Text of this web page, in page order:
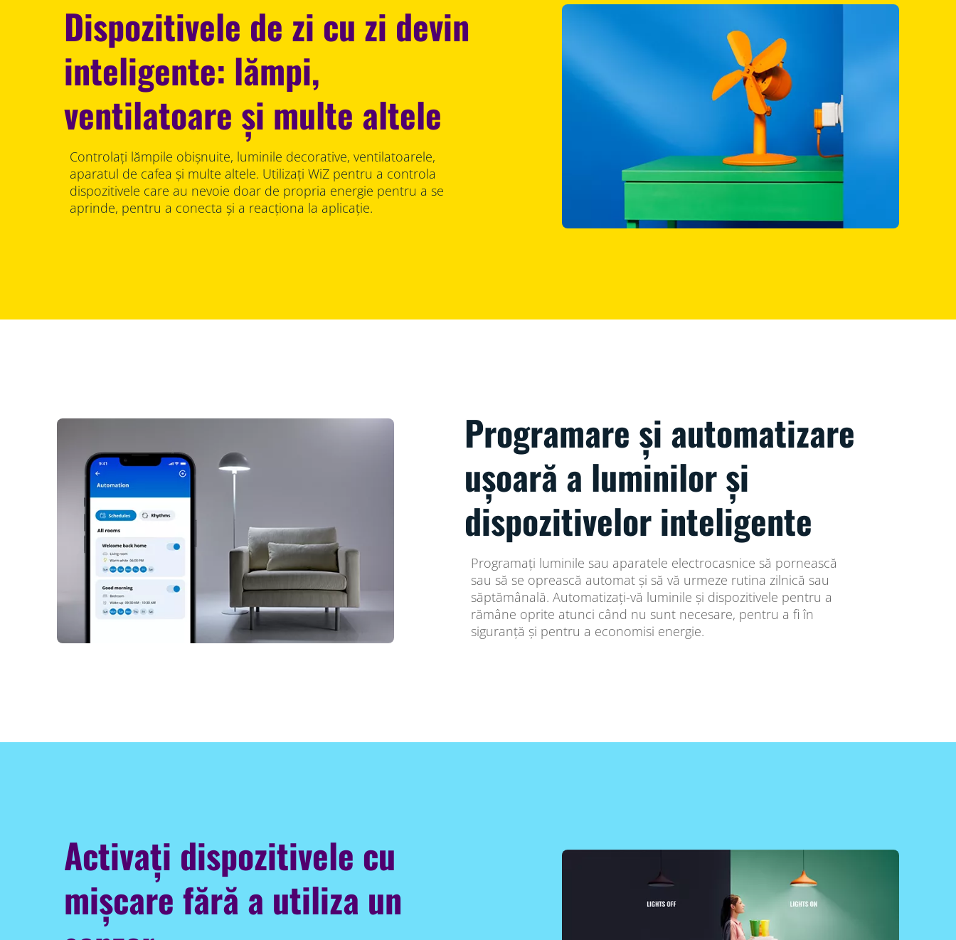
Dispozitivele de zi cu zi devin
inteligente: lămpi,
ventilatoare și multe altele
Controlați lămpile obișnuite, luminile decorative, ventilatoarele,
aparatul de cafea și multe altele. Utilizați WiZ pentru a controla
dispozitivele care au nevoie doar de propria energie pentru a se
aprinde, pentru a conecta și a reacționa la aplicație.
Programare și automatizare
ușoară a luminilor și
dispozitivelor inteligente
Programați luminile sau aparatele electrocasnice să pornească
sau să se oprească automat și să vă urmeze rutina zilnică sau
săptămânală. Automatizați-vă luminile și dispozitivele pentru a
rămâne oprite atunci când nu sunt necesare, pentru a fi în
siguranță și pentru a economisi energie.
Activați dispozitivele cu
mișcare fără a utiliza un